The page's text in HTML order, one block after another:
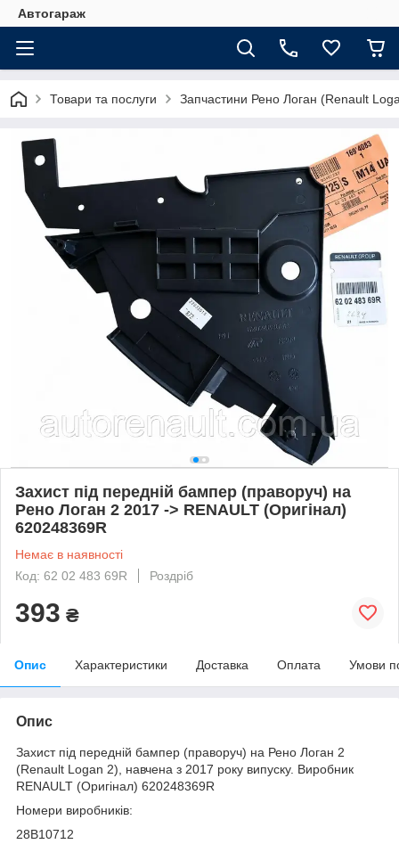
Автогараж
Товари та послуги Запчастини Рено Логан (Renault
Захист під передній бампер (праворуч) на
Рено Логан 2 2017 -> RENAULT (Оригінал)
620248369R
Немає в наявності
Код: 62 02 483 69R
Роздріб
393 ₴
Опис Характеристики Доставка Оплата Умови
Опис
Захист під передній бампер (праворуч) на Рено Логан 2
(Renault Logan 2), навчена з 2017 року випуску. Виробник
RENAULT (Оригінал) 620248369R
Номери виробників:
28B10712